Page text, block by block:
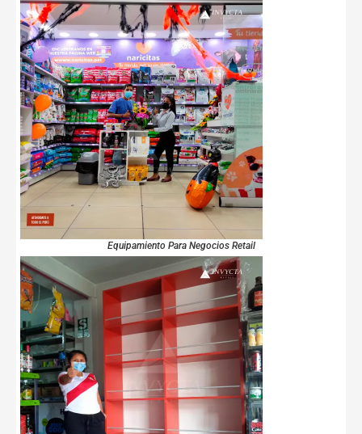
Equipamiento Para Negocios Retail